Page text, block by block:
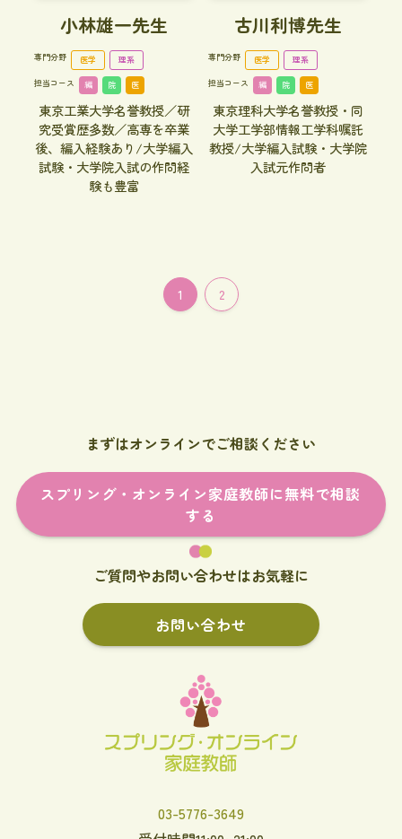
小林雄一先生
専門分野 医学
理系
担当コース
編 院 医
東京工業大学名誉教授／研
究受賞歴多数／高専を卒業
後、編入経験あり/大学編入
試験・大学院入試の作問経
験も豊富
古川利博先生
専門分野 医学
理系
担当コース
編 院 医
東京理科大学名誉教授・同
大学工学部情報工学科嘱託
教授/大学編入試験・大学院
入試元作問者
1 2
まずはオンラインでご相談ください
スプリング・オンライン家庭教師に無料で相談
する
ご質問やお問い合わせはお気軽に
お問い合わせ
03-5776-3649